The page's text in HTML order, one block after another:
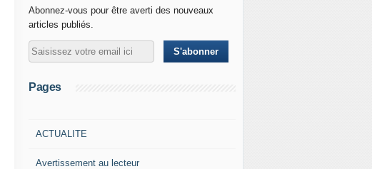
Abonnez-vous pour être averti des nouveaux
articles publiés.
Pages
ACTUALITE
Avertissement au lecteur